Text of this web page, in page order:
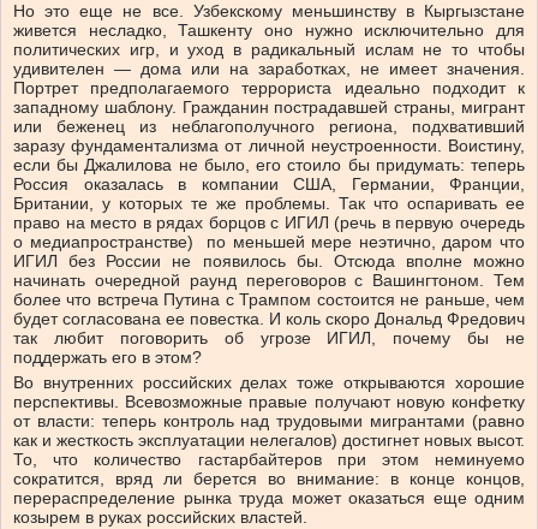
Но это еще не все. Узбекскому меньшинству в Кыргызстане
живется несладко, Ташкенту оно нужно исключительно для
политических игр, и уход в радикальный ислам не то чтобы
удивителен — дома или на заработках, не имеет значения.
Портрет предполагаемого террориста идеально подходит к
западному шаблону. Гражданин пострадавшей страны, мигрант
или беженец из неблагополучного региона, подхвативший
заразу фундаментализма от личной неустроенности. Воистину,
если бы Джалилова не было, его стоило бы придумать: теперь
Россия оказалась в компании США, Германии, Франции,
Британии, у которых те же проблемы. Так что оспаривать ее
право на место в рядах борцов с ИГИЛ (речь в первую очередь
о медиапространстве) по меньшей мере неэтично, даром что
ИГИЛ без России не появилось бы. Отсюда вполне можно
начинать очередной раунд переговоров с Вашингтоном. Тем
более что встреча Путина с Трампом состоится не раньше, чем
будет согласована ее повестка. И коль скоро Дональд Фредович
так любит поговорить об угрозе ИГИЛ, почему бы не
поддержать его в этом?
Во внутренних российских делах тоже открываются хорошие
перспективы. Всевозможные правые получают новую конфетку
от власти: теперь контроль над трудовыми мигрантами (равно
как и жесткость эксплуатации нелегалов) достигнет новых высот.
То, что количество гастарбайтеров при этом неминуемо
сократится, вряд ли берется во внимание: в конце концов,
перераспределение рынка труда может оказаться еще одним
козырем в руках российских властей.